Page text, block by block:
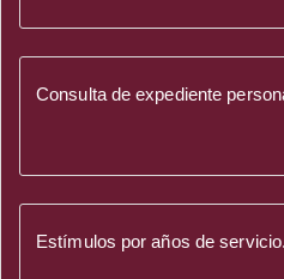
Consulta de expediente
Estímulos por años de servicio.